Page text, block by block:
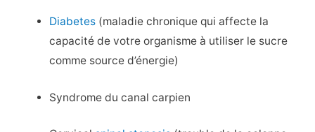
Diabetes (maladie chronique qui affecte la
capacité de votre organisme à utiliser le sucre
comme source d’énergie)
Syndrome du canal carpien